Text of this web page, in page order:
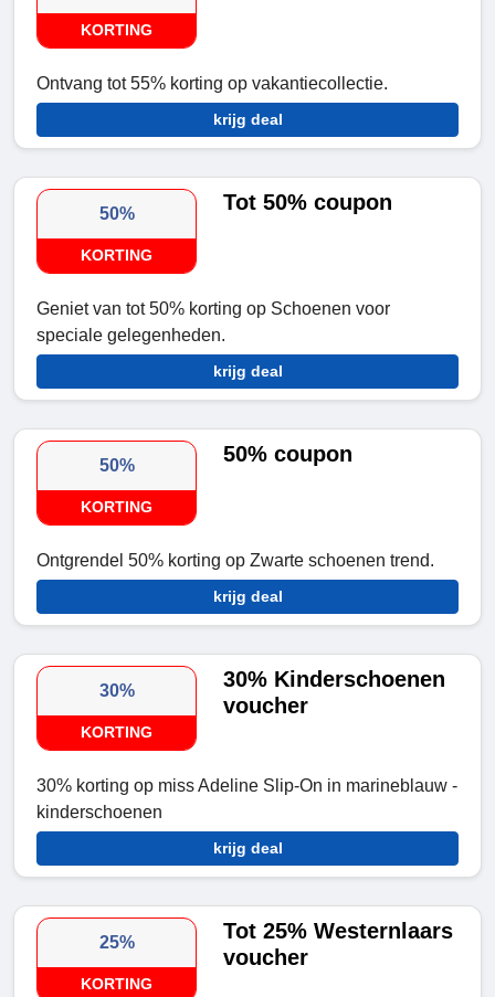
KORTING
Ontvang tot 55% korting op vakantiecollectie.
krijg deal
50%
KORTING
Tot 50% coupon
Geniet van tot 50% korting op Schoenen voor
speciale gelegenheden.
krijg deal
50%
KORTING
50% coupon
Ontgrendel 50% korting op Zwarte schoenen trend.
krijg deal
30%
KORTING
30% Kinderschoenen
voucher
30% korting op miss Adeline Slip-On in marineblauw -
kinderschoenen
krijg deal
25%
KORTING
Tot 25% Westernlaars
voucher